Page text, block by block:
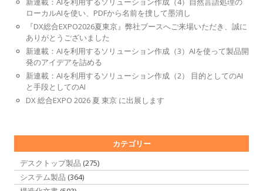
ローカルAIを使い、PDFから名前を捜して墨消し
『DX総合EXPO2026夏東京』弊社ブースへご来場いただき、誠に
ありがとうございました
新連載：AIを利用するソリューション作成（3）AIを使って製品開
発のアイデアを詰める
新連載：AIを利用するソリューション作成（2） 目的としてのAI
と手段としてのAI
DX 総合EXPO 2026 夏 東京 に出展します
カテゴリー
デスクトップ製品 (275)
システム製品 (364)